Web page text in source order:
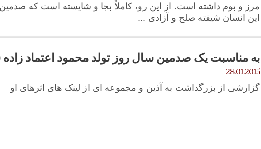
مرز و بوم داشته است. از این رو، کاملاً بجا و شایسته است که
این انسان شیفته صلح و آزادی ...
به مناسبت یک صدمین سال روز تولد محمود اعتماد زاده
28.01.2015
گزارشی از بزرگداشت به آذین و مجموعه ای از لینک های اثرهای او